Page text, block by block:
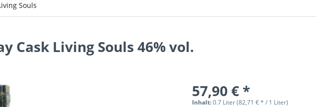
Souls
Cask Living Souls 46% vol.
57,90 € *
Inhalt:0.7 Liter (82,71 € * / 1 Liter)